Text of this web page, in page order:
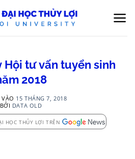
Hội tư vấn tuyển sinh
2018
15 THÁNG 7, 2018
BỞI DATA OLD
HỌC THỦY LỢI TRÊN